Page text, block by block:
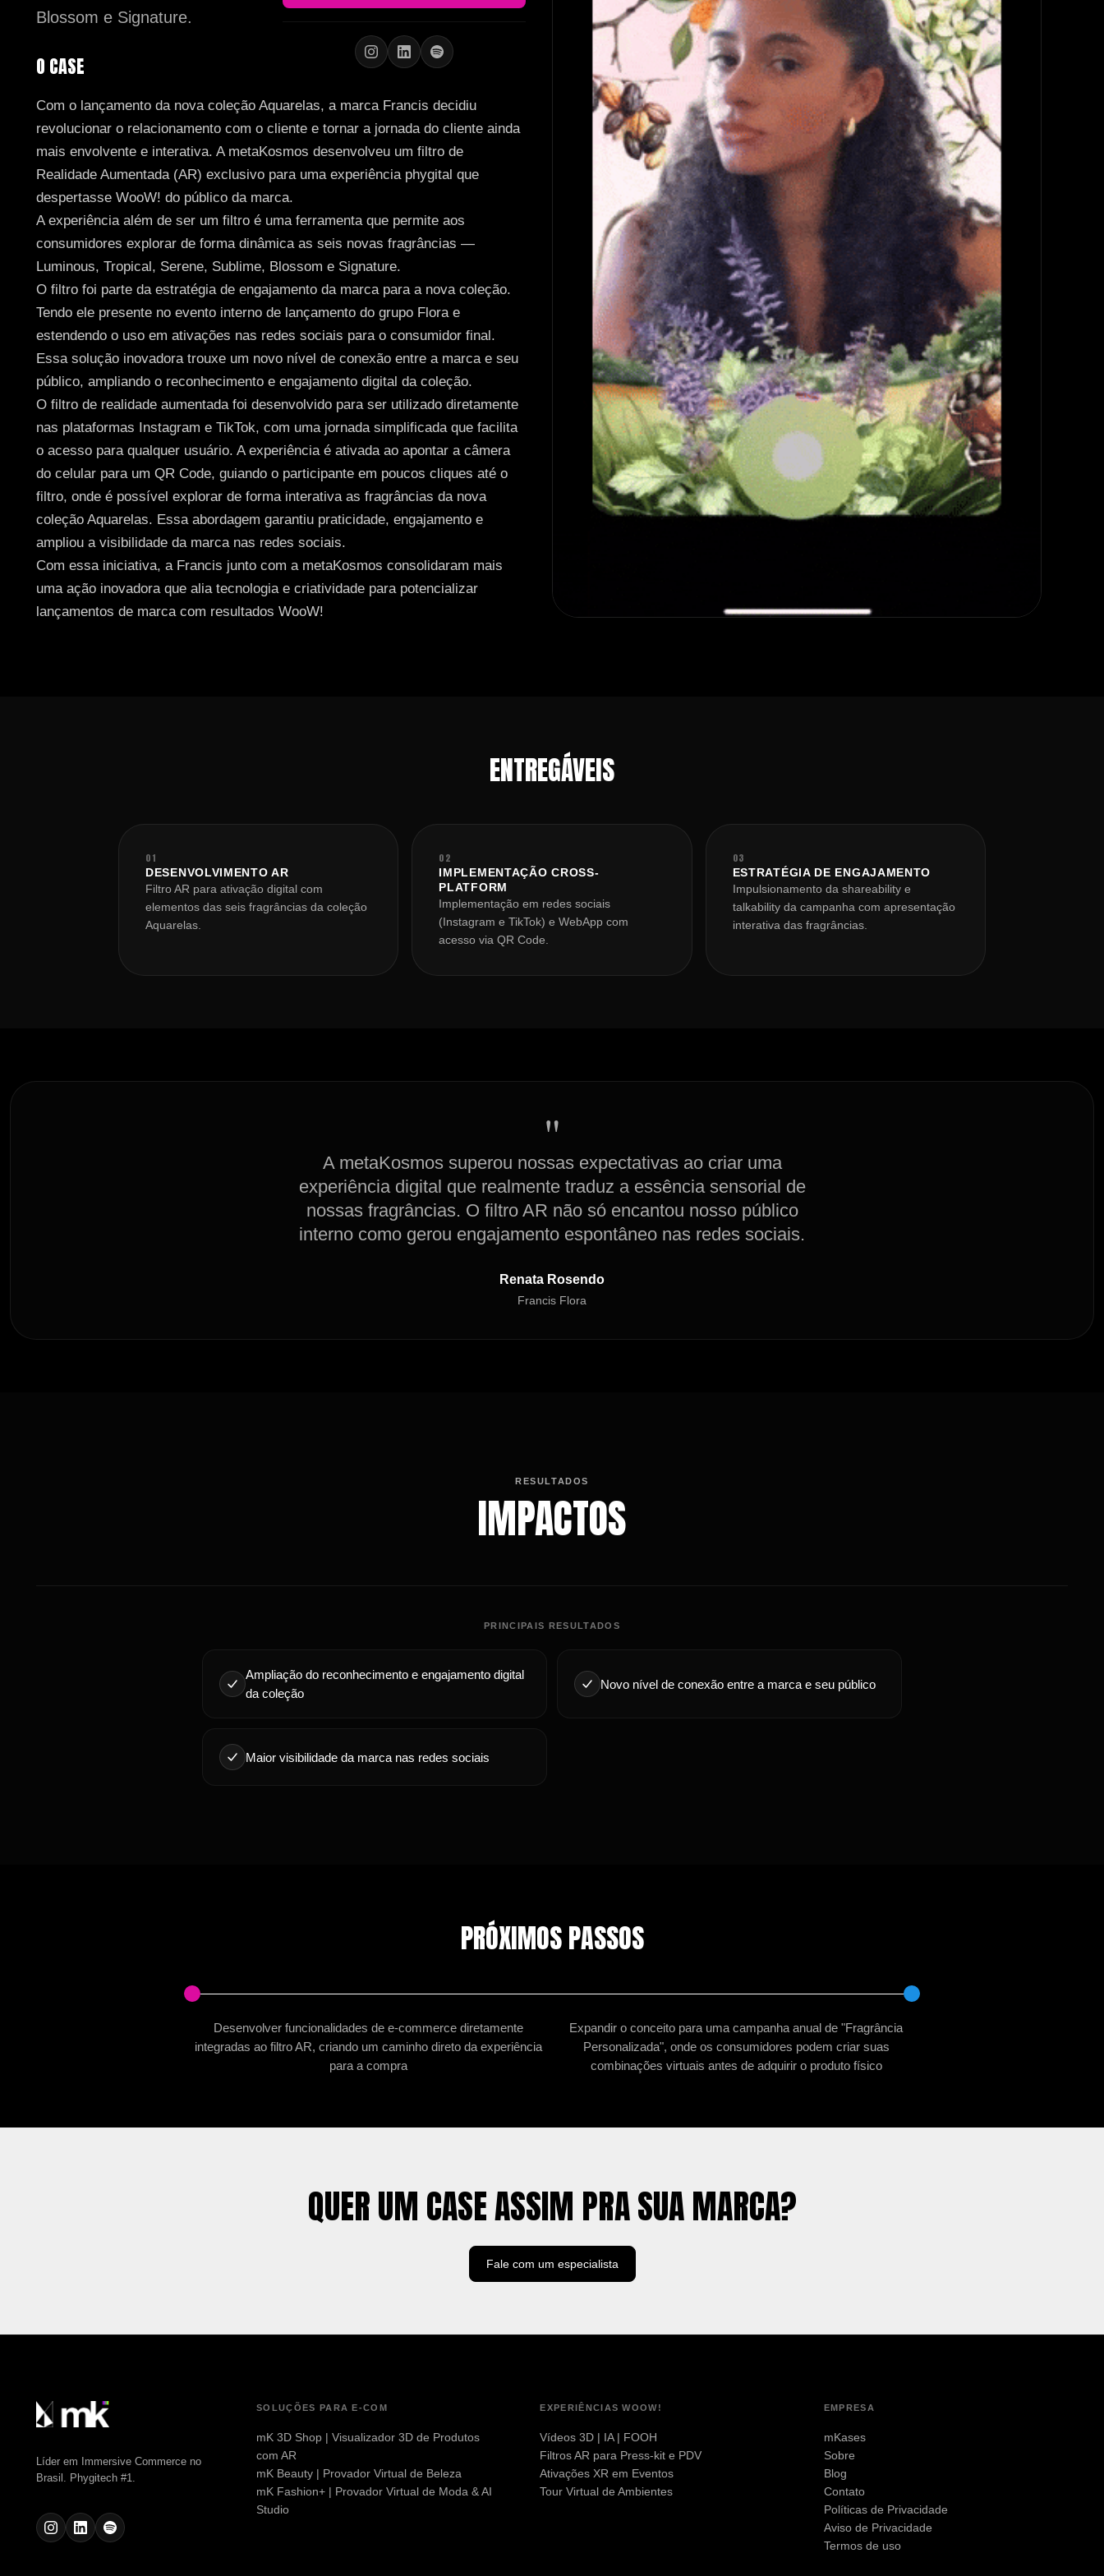
Blossom e Signature.
O CASE
Com o lançamento da nova coleção Aquarelas, a marca Francis decidiu
revolucionar o relacionamento com o cliente e tornar a jornada do cliente ainda
mais envolvente e interativa. A metaKosmos desenvolveu um filtro de
Realidade Aumentada (AR) exclusivo para uma experiência phygital que
despertasse WooW! do público da marca.
A experiência além de ser um filtro é uma ferramenta que permite aos
consumidores explorar de forma dinâmica as seis novas fragrâncias —
Luminous, Tropical, Serene, Sublime, Blossom e Signature.
O filtro foi parte da estratégia de engajamento da marca para a nova coleção.
Tendo ele presente no evento interno de lançamento do grupo Flora e
estendendo o uso em ativações nas redes sociais para o consumidor final.
Essa solução inovadora trouxe um novo nível de conexão entre a marca e seu
público, ampliando o reconhecimento e engajamento digital da coleção.
O filtro de realidade aumentada foi desenvolvido para ser utilizado diretamente
nas plataformas Instagram e TikTok, com uma jornada simplificada que facilita
o acesso para qualquer usuário. A experiência é ativada ao apontar a câmera
do celular para um QR Code, guiando o participante em poucos cliques até o
filtro, onde é possível explorar de forma interativa as fragrâncias da nova
coleção Aquarelas. Essa abordagem garantiu praticidade, engajamento e
ampliou a visibilidade da marca nas redes sociais.
Com essa iniciativa, a Francis junto com a metaKosmos consolidaram mais
uma ação inovadora que alia tecnologia e criatividade para potencializar
lançamentos de marca com resultados WooW!
ENTREGÁVEIS
01
DESENVOLVIMENTO AR
Filtro AR para ativação digital com
elementos das seis fragrâncias da coleção
Aquarelas.
02
IMPLEMENTAÇÃO CROSS-
PLATFORM
Implementação em redes sociais
(Instagram e TikTok) e WebApp com
acesso via QR Code.
03
ESTRATÉGIA DE ENGAJAMENTO
Impulsionamento da shareability e
talkability da campanha com apresentação
interativa das fragrâncias.
"
A metaKosmos superou nossas expectativas ao criar uma
experiência digital que realmente traduz a essência sensorial de
nossas fragrâncias. O filtro AR não só encantou nosso público
interno como gerou engajamento espontâneo nas redes sociais.
Renata Rosendo
Francis Flora
RESULTADOS
IMPACTOS
PRINCIPAIS RESULTADOS
Ampliação do reconhecimento e engajamento digital
da coleção
Novo nível de conexão entre a marca e seu público
Maior visibilidade da marca nas redes sociais
PRÓXIMOS PASSOS
Desenvolver funcionalidades de e-commerce diretamente
integradas ao filtro AR, criando um caminho direto da experiência
para a compra
Expandir o conceito para uma campanha anual de "Fragrância
Personalizada", onde os consumidores podem criar suas
combinações virtuais antes de adquirir o produto físico
QUER UM CASE ASSIM PRA SUA MARCA?
Fale com um especialista
Líder em Immersive Commerce no
Brasil. Phygitech #1.
SOLUÇÕES PARA E-COM
mK 3D Shop | Visualizador 3D de Produtos
com AR
mK Beauty | Provador Virtual de Beleza
mK Fashion+ | Provador Virtual de Moda & AI
Studio
EXPERIÊNCIAS WOOW!
Vídeos 3D | IA | FOOH
Filtros AR para Press-kit e PDV
Ativações XR em Eventos
Tour Virtual de Ambientes
EMPRESA
mKases
Sobre
Blog
Contato
Políticas de Privacidade
Aviso de Privacidade
Termos de uso